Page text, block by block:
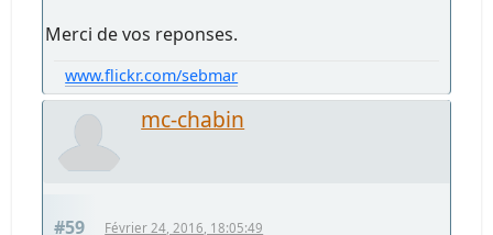
Merci de vos reponses.
www.flickr.com/sebmar
mc-chabin
#59 Février 24, 2016, 18:05:49